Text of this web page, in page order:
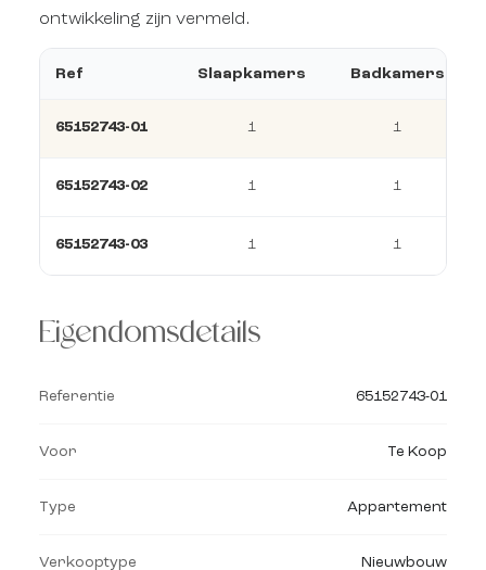
ontwikkeling zijn vermeld.
Ref Slaapkamers Badkamers
65152743-01 1 1
65152743-02 1 1
65152743-03 1 1
Eigendomsdetails
Referentie 65152743-01
Voor Te Koop
Type Appartement
Verkooptype Nieuwbouw